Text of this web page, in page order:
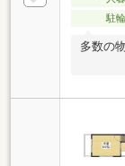
駐
多数の